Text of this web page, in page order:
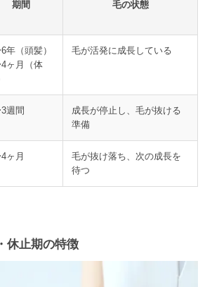
期間 毛の状態
年（頭髪）
ヶ月（体
毛が活発に成長している
週間
成長が停止し、毛が抜ける
準備
ヶ月
毛が抜け落ち、次の成長を
待つ
休止期の特徴